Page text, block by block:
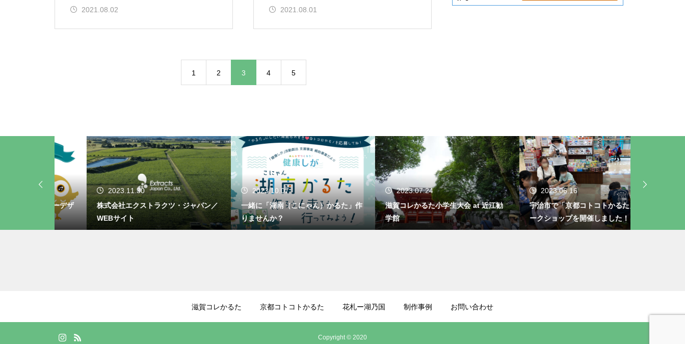
2021.08.02 2021.08.01
1 2 3 4 5
2023.11.30
株式会社エクストラクツ・ジャパン／
WEBサイト
2023.10.07
一緒に「湖南（こにゃん）かるた」作
りませんか？
2023.07.24
滋賀コレかるた小学生大会 at 近江勧
学館
2023.06.16
宇治市で「京都コトコトかるた」のワ
ークショップを開催しました！
滋賀コレかるた 京都コトコトかるた 花札ー湖乃国 制作事例 お問い合わせ
Copyright © 2020